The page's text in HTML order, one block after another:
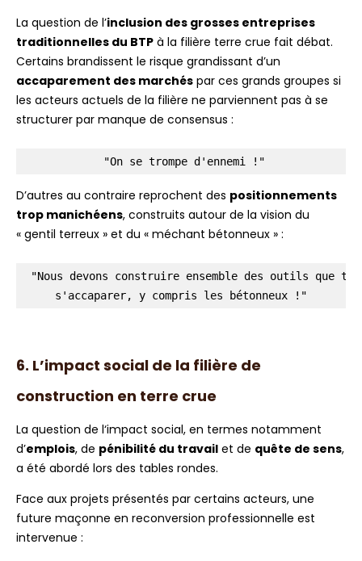
La question de l’inclusion des grosses entreprises
traditionnelles du BTP à la filière terre crue fait débat.
Certains brandissent le risque grandissant d’un
accaparement des marchés par ces grands groupes si
les acteurs actuels de la filière ne parviennent pas à se
structurer par manque de consensus :
"On se trompe d'ennemi !"
D’autres au contraire reprochent des positionnements
trop manichéens, construits autour de la vision du
« gentil terreux » et du « méchant bétonneux » :
"Nous devons construire ensemble des outils que
s'accaparer, y compris les bétonneux !"
6. L’impact social de la filière de
construction en terre crue
La question de l‘impact social, en termes notamment
d’emplois, de pénibilité du travail et de quête de sens,
a été abordé lors des tables rondes.
Face aux projets présentés par certains acteurs, une
future maçonne en reconversion professionnelle est
intervenue :